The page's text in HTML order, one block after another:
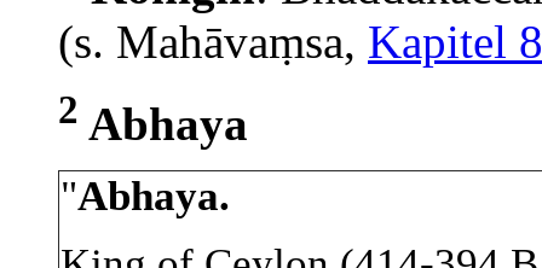
(s. Mahāvaṃsa, Kapitel 8
2 Abhaya
"Abhaya.